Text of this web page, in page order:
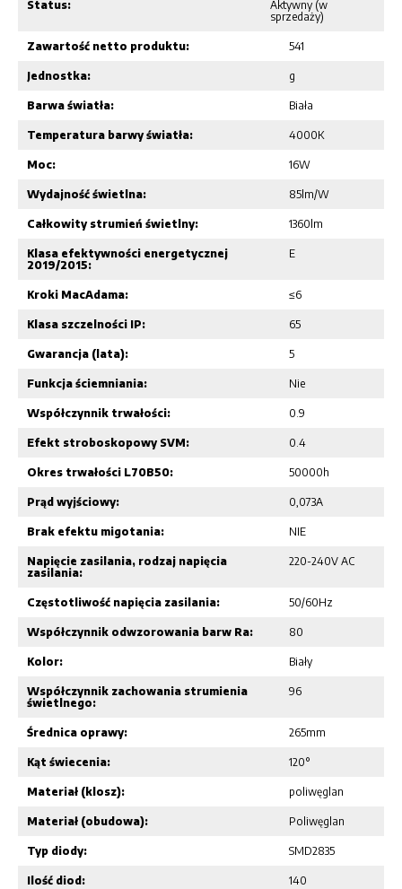
Status:
Aktywny (w
sprzedaży)
Zawartość netto produktu: 541
Jednostka: g
Barwa światła: Biała
Temperatura barwy światła: 4000K
Moc: 16W
Wydajność świetlna: 85lm/W
Całkowity strumień świetlny: 1360lm
Klasa efektywności energetycznej
2019/2015:
E
Kroki MacAdama: ≤6
Klasa szczelności IP: 65
Gwarancja (lata): 5
Funkcja ściemniania: Nie
Współczynnik trwałości: 0.9
Efekt stroboskopowy SVM: 0.4
Okres trwałości L70B50: 50000h
Prąd wyjściowy: 0,073A
Brak efektu migotania: NIE
Napięcie zasilania, rodzaj napięcia
zasilania:
220-240V AC
Częstotliwość napięcia zasilania: 50/60Hz
Współczynnik odwzorowania barw Ra: 80
Kolor: Biały
Współczynnik zachowania strumienia
świetlnego:
96
Średnica oprawy: 265mm
Kąt świecenia: 120°
Materiał (klosz): poliwęglan
Materiał (obudowa): Poliwęglan
Typ diody: SMD2835
Ilość diod: 140